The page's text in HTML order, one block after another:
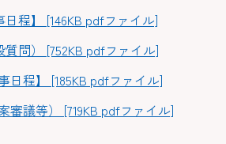
程】 [146KB pdfファイル]
問） [752KB pdfファイル]
日程】 [185KB pdfファイル]
審議等） [719KB pdfファイル]